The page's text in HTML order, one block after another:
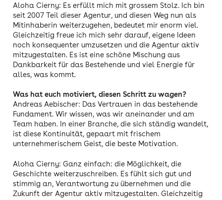
Aloha Cierny: Es erfüllt mich mit grossem Stolz. Ich bin
seit 2007 Teil dieser Agentur, und diesen Weg nun als
Mitinhaberin weiterzugehen, bedeutet mir enorm viel.
Gleichzeitig freue ich mich sehr darauf, eigene Ideen
noch konsequenter umzusetzen und die Agentur aktiv
mitzugestalten. Es ist eine schöne Mischung aus
Dankbarkeit für das Bestehende und viel Energie für
alles, was kommt.
Was hat euch motiviert, diesen Schritt zu wagen?
Andreas Aebischer: Das Vertrauen in das bestehende
Fundament. Wir wissen, was wir aneinander und am
Team haben. In einer Branche, die sich ständig wandelt,
ist diese Kontinuität, gepaart mit frischem
unternehmerischem Geist, die beste Motivation.
Aloha Cierny: Ganz einfach: die Möglichkeit, die
Geschichte weiterzuschreiben. Es fühlt sich gut und
stimmig an, Verantwortung zu übernehmen und die
Zukunft der Agentur aktiv mitzugestalten. Gleichzeitig